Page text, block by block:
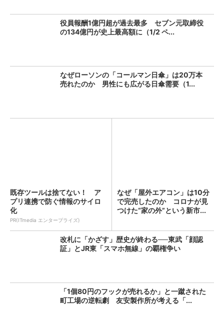
役員報酬1億円超が過去最多 セブン元取締役
の134億円が史上最高額に（1/2 ペ...
なぜローソンの「コールマン日傘」は20万本
売れたのか 男性にも広がる日傘需要（1...
既存ツールは捨てない！ ア
プリ連携で防ぐ情報のサイロ
化
PR(ITmedia エンタープライズ)
なぜ「屋外エアコン」は10分
で完売したのか コロナが見
つけた“家の外”という新市...
改札に「かざす」歴史が終わる──東武「顔認
証」とJR東「スマホ無線」の覇権争い
「1個80円のフックが売れるか」と一蹴された
町工場の逆転劇 友安製作所が考える「...